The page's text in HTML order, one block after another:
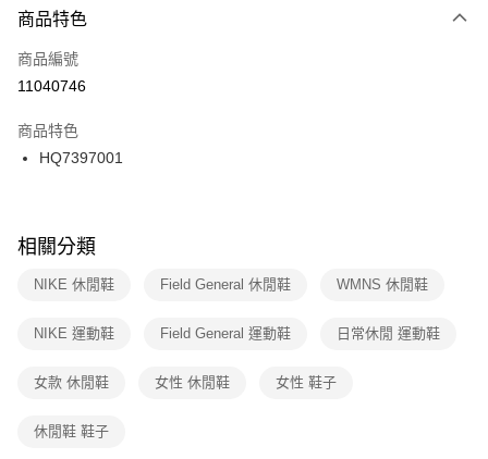
３．安心：先確認商品／服務後，再付款。
【「AFTEE先享後付」結帳流程】
１．於結帳方式選擇「AFTEE先享後付」後，將跳轉至「AFTEE先享後付」
２．訂單成立數日內，您將收到繳費通知簡訊。
３．收到繳費通知簡訊後14天內，點擊此簡訊中的連結，可透過四大超商／
ATM／網路銀行／等多元方式進行付款，方視為交易完成。
※ 交易是否成功請以「AFTEE先享後付 」之結帳頁面顯示為準，若有關於
是否繳費成功／繳費後需取消欲退款等相關疑問，請聯繫「AFTEE先享後付
客戶支援中心」
https://netprotections.freshdesk.com/support/home
１．透過由恩沛科技股份有限公司提供之「AFTEE先享後付」服務完成之交
權轉讓予恩沛科技股份有限公司。
３．未成年的使用者請事先徵得法定代理人或監護人之同意方可使用
每筆NT$100，滿NT$1,500(含以上)免運費
宅配
每筆NT$100，滿NT$1,500(含以上)免運費
付款後門市自取
每筆NT$100，滿NT$1,500(含以上)免運費
商品特色
商品編號
11040746
商品特色
HQ7397001
相關分類
NIKE 休閒鞋 Field General 休閒鞋 WMNS 休閒鞋
NIKE 運動鞋 Field General 運動鞋 日常休閒 運動鞋
女款 休閒鞋 女性 休閒鞋 女性 鞋子
休閒鞋 鞋子